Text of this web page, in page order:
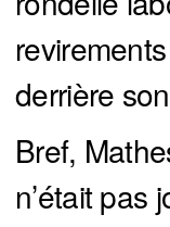
derrière
Bref,
n’était pas